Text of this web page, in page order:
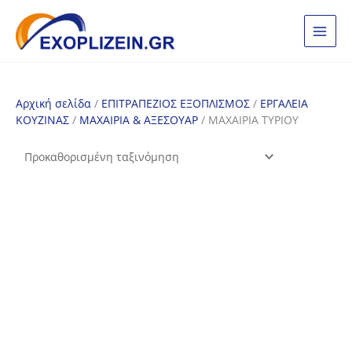
στο
περιεχόμενο
Αρχική σελίδα / ΕΠΙΤΡΑΠΕΖΙΟΣ ΕΞΟΠΛΙΣΜΟΣ / ΕΡΓΑΛΕΙΑ
ΚΟΥΖΙΝΑΣ / ΜΑΧΑΙΡΙΑ & ΑΞΕΣΟΥΑΡ / ΜΑΧΑΙΡΙΑ ΤΥΡΙΟΥ